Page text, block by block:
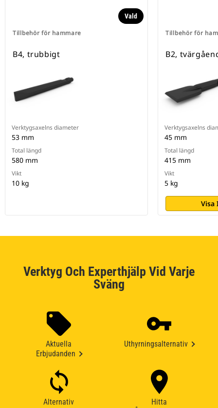
Tillbehör för hammare
Vald
B4, trubbigt
Verktygsaxelns diameter
53 mm
Total längd
580 mm
Vikt
10 kg
Tillbehör för
B2,
Verktygsaxelns
45 mm
Total längd
415 mm
Vikt
5 kg
Visa
Verktyg Och Experthjälp Vid Varje
Sväng
Aktuella
Erbjudanden
Uthyrningsalternativ
Alternativ
Hitta